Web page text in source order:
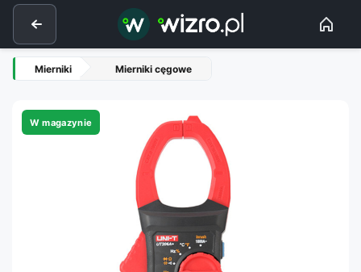
Mierniki Mierniki cęgowe
W magazynie